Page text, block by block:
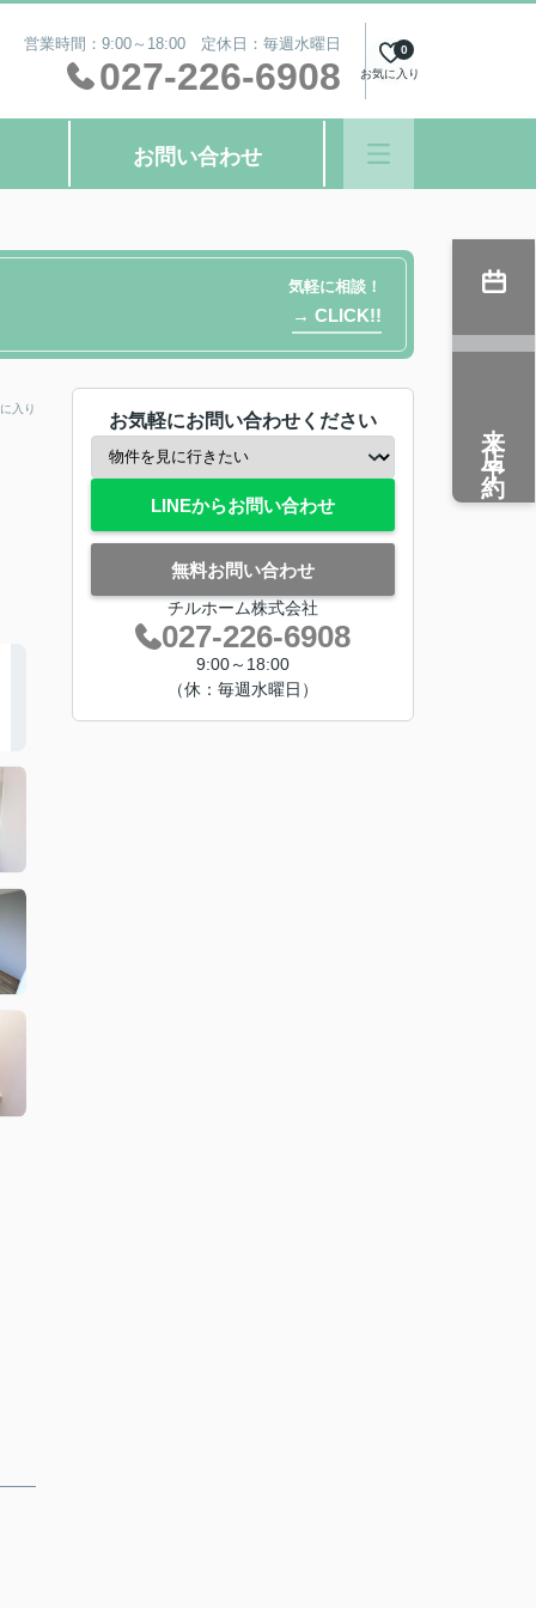
営業時間：9:00～18:00 定休日：毎週水曜日
027-226-6908 お気に入り
0
お問い合わせ
気軽に相談！
→ CLICK!!
入り
お気軽にお問い合わせください
LINEからお問い合わせ
無料お問い合わせ
チルホーム株式会社
027-226-6908
9:00～18:00
（休：毎週水曜日）
来店予約